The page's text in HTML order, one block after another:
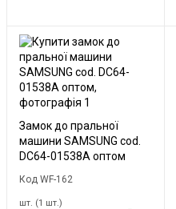
Замок до пральної
машини SAMSUNG cod.
DC64-01538A оптом
Код WF-162
шт. (1 шт.)